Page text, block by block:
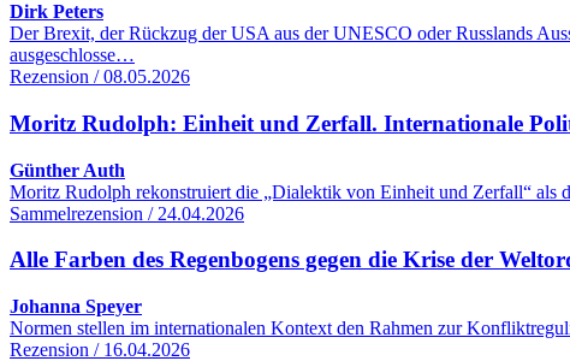
Dirk Peters
Der Brexit, der Rückzug der USA aus der UNESCO oder Russlands
ausgeschlosse…
Rezension / 08.05.2026
Moritz Rudolph: Einheit und Zerfall. Internationale
Günther Auth
Moritz Rudolph rekonstruiert die „Dialektik von Einheit und Zerfall“
Sammelrezension / 24.04.2026
Alle Farben des Regenbogens gegen die Krise der
Johanna Speyer
Normen stellen im internationalen Kontext den Rahmen zur
Rezension / 16.04.2026